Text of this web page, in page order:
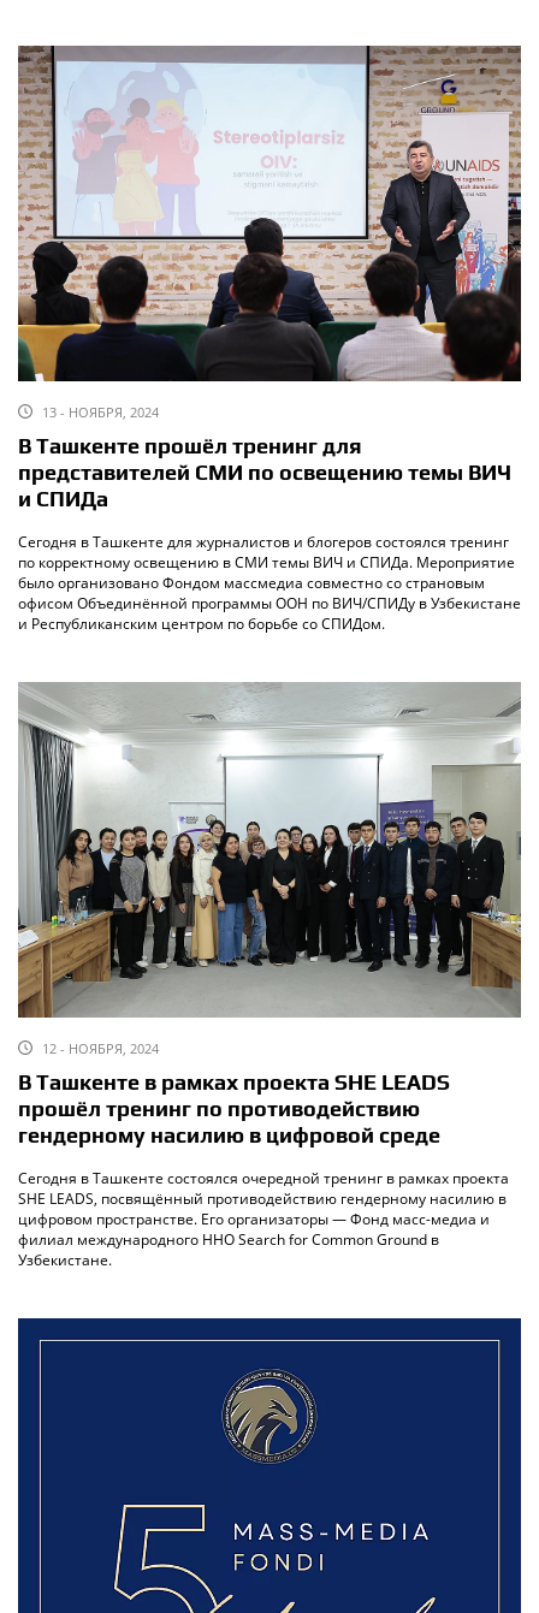
13 - НОЯБРЯ, 2024
В Ташкенте прошёл тренинг для
представителей СМИ по освещению темы ВИЧ
и СПИДа
Сегодня в Ташкенте для журналистов и блогеров состоялся тренинг
по корректному освещению в СМИ темы ВИЧ и СПИДа. Мероприятие
было организовано Фондом массмедиа совместно со страновым
офисом Объединённой программы ООН по ВИЧ/СПИДу в Узбекистане
и Республиканским центром по борьбе со СПИДом.
12 - НОЯБРЯ, 2024
В Ташкенте в рамках проекта SHE LEADS
прошёл тренинг по противодействию
гендерному насилию в цифровой среде
Сегодня в Ташкенте состоялся очередной тренинг в рамках проекта
SHE LEADS, посвящённый противодействию гендерному насилию в
цифровом пространстве. Его организаторы — Фонд масс-медиа и
филиал международного ННО Search for Common Ground в
Узбекистане.